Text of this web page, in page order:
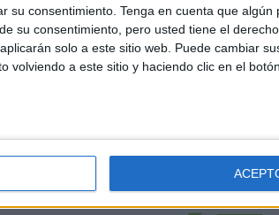
su consentimiento. Tenga en cuenta que algún
su consentimiento, pero usted tiene el
solo a este sitio web. Puede cambiar
volviendo a este sitio y haciendo clic en el